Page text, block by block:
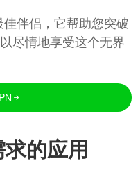
伴侣，它帮助您突破
尽情地享受这个无界
的应用